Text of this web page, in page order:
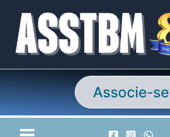
conteúdo
Associe-se